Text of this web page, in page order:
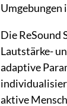
Umgebungen
Die ReSound
Lautstärke-
adaptive
aktive